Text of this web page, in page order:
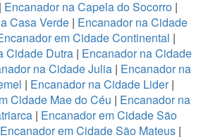
| Encanador na Capela do Socorro |
Casa Verde | Encanador na Cidade
em Cidade Continental |
Cidade Dutra | Encanador na Cidade
na Cidade Julia | Encanador na
| Encanador na Cidade Lider|
Cidade Mae do Céu | Encanador na
| Encanador em Cidade São
Encanador em Cidade São Mateus |